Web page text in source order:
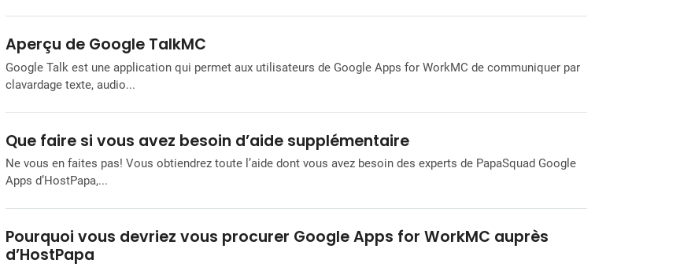
Aperçu de Google TalkMC
Google Talk est une application qui permet aux utilisateurs de Google Apps for WorkMC de communiquer par
clavardage texte, audio...
Que faire si vous avez besoin d’aide supplémentaire
Ne vous en faites pas! Vous obtiendrez toute l’aide dont vous avez besoin des experts de PapaSquad Google
Apps d’HostPapa,...
Pourquoi vous devriez vous procurer Google Apps for WorkMC auprès
d’HostPapa